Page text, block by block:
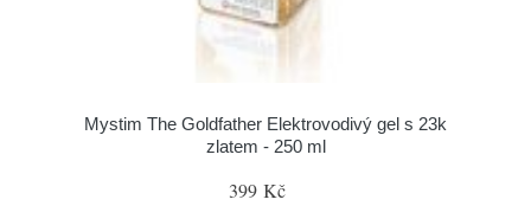
Mystim The Goldfather Elektrovodivý gel s 23k
zlatem - 250 ml
399 Kč